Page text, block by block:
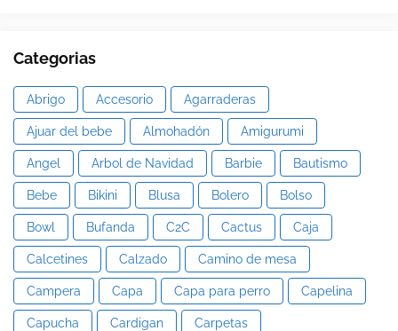
Categorias
Abrigo Accesorio Agarraderas
Ajuar del bebe Almohadón Amigurumi
Angel Arbol de Navidad Barbie Bautismo
Bebe Bikini Blusa Bolero Bolso
Bowl Bufanda C2C Cactus Caja
Calcetines Calzado Camino de mesa
Campera Capa Capa para perro Capelina
Capucha Cardigan Carpetas